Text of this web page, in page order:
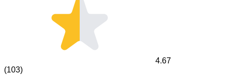
4.67
(103)